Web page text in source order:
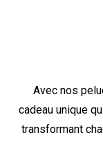
Avec nos
cadeau unique
transformant